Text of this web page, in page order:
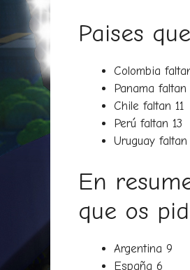
Paises
Colombia
Panama faltan
Chile faltan 11
Perú faltan 13
Uruguay faltan
En
que os
Argentina 9
España 6